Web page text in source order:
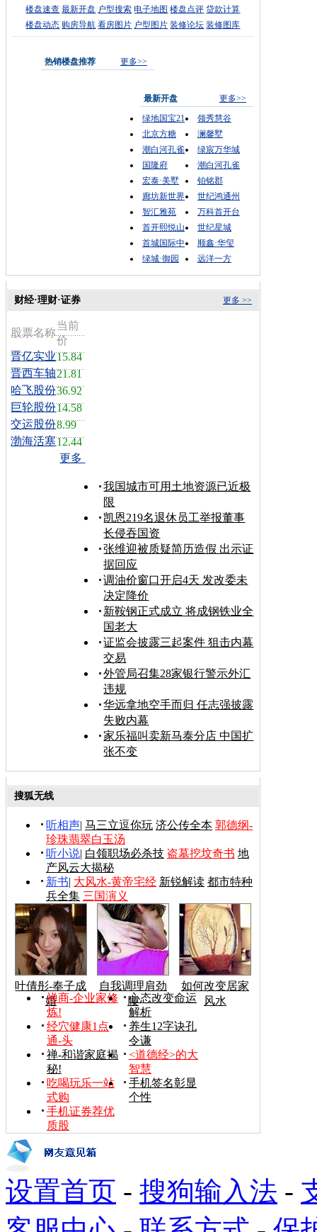
楼盘速查 最新开盘 户型搜索 电子地图 楼盘点评 贷款计算
楼盘动态 购房导航 看房图片 户型图片 装修论坛 装修图库
热销楼盘推荐 更多>>
最新开盘
更多>>
绿地国宝21
领秀慧谷
北京方糖
澜馨墅
潮白河孔雀
绿宸万华城
国隆府
潮白河孔雀
宏泰·美墅
铂铭郡
廊坊新世界
世纪鸿通州
智汇雅苑
万科首开台
首开熙悦山
世纪星城
首城国际中
顺鑫·华玺
绿城·御园
远洋一方
更多 >>
财经·理财·证券
股票名称
当前
价
晋亿实业15.84
晋西车轴21.81
哈飞股份36.92
巨轮股份14.58
交运股份8.99
渤海活塞12.44
更多
我国城市可用土地资源已近极
限
凯恩219名退休员工举报董事
长侵吞国资
张维迎被质疑简历造假 出示证
据回应
调油价窗口开启4天 发改委未
决定降价
新鞍钢正式成立 将成钢铁业全
国老大
证监会披露三起案件 狙击内幕
交易
外管局召集28家银行警示外汇
违规
华远拿地空手而归 任志强披露
失败内幕
家乐福叫卖新马泰分店 中国扩
张不变
搜狐无线
听相声| 马三立逗你玩 济公传全本 郭德纲-
珍珠翡翠白玉汤
听小说| 白领职场必杀技 盗墓挖坟奇书 地
产风云大揭秘
新书| 大风水-黄帝宅经 新锐解读 都市特种
兵全集 三国演义
叶倩彤-奉子成
婚
自我调理肩劲
腰
如何改变居家
风水
禅商-企业家修
炼!
心态改变命运
解析
经穴健康1点
通-头
养生12字诀孔
令谦
禅-和谐家庭揭
秘!
<道德经>的大
智慧
吃喝玩乐一站
式购
手机签名彰显
个性
手机证券荐优
质股
设置首页 - 搜狗输入法 -